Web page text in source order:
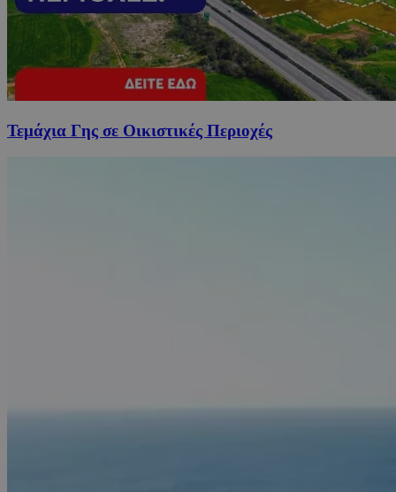
Τεμάχια Γης σε Οικιστικές Περιοχές